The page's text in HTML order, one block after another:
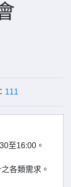
111
至16:00。
各類需求。